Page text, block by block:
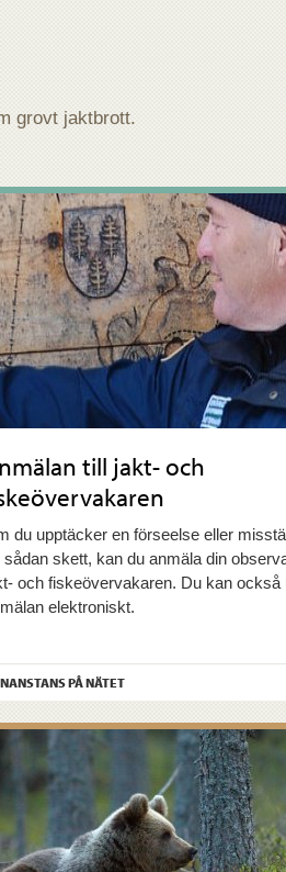
grovt jaktbrott.
till jakt- och
du upptäcker en förseelse eller
sådan skett, kan du anmäla din
och fiskeövervakaren. Du kan också
elektroniskt.
PÅ NÄTET